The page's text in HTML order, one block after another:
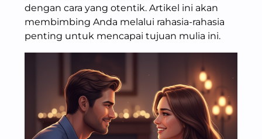
dengan cara yang otentik. Artikel ini akan
membimbing Anda melalui rahasia-rahasia
penting untuk mencapai tujuan mulia ini.